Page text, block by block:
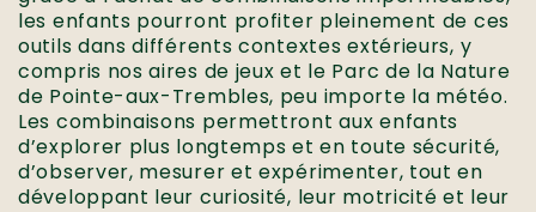
les enfants pourront profiter pleinement de ces
outils dans différents contextes extérieurs, y
compris nos aires de jeux et le Parc de la Nature
de Pointe-aux-Trembles, peu importe la météo.
Les combinaisons permettront aux enfants
d’explorer plus longtemps et en toute sécurité,
d’observer, mesurer et expérimenter, tout en
développant leur curiosité, leur motricité et leur